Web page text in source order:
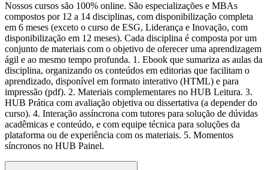
Nossos cursos são 100% online. São especializações e MBAs
compostos por 12 a 14 disciplinas, com disponibilização completa
em 6 meses (exceto o curso de ESG, Liderança e Inovação, com
disponibilização em 12 meses). Cada disciplina é composta por um
conjunto de materiais com o objetivo de oferecer uma aprendizagem
ágil e ao mesmo tempo profunda. 1. Ebook que sumariza as aulas da
disciplina, organizando os conteúdos em editorias que facilitam o
aprendizado, disponível em formato interativo (HTML) e para
impressão (pdf). 2. Materiais complementares no HUB Leitura. 3.
HUB Prática com avaliação objetiva ou dissertativa (a depender do
curso). 4. Interação assíncrona com tutores para solução de dúvidas
acadêmicas e conteúdo, e com equipe técnica para soluções da
plataforma ou de experiência com os materiais. 5. Momentos
síncronos no HUB Painel.